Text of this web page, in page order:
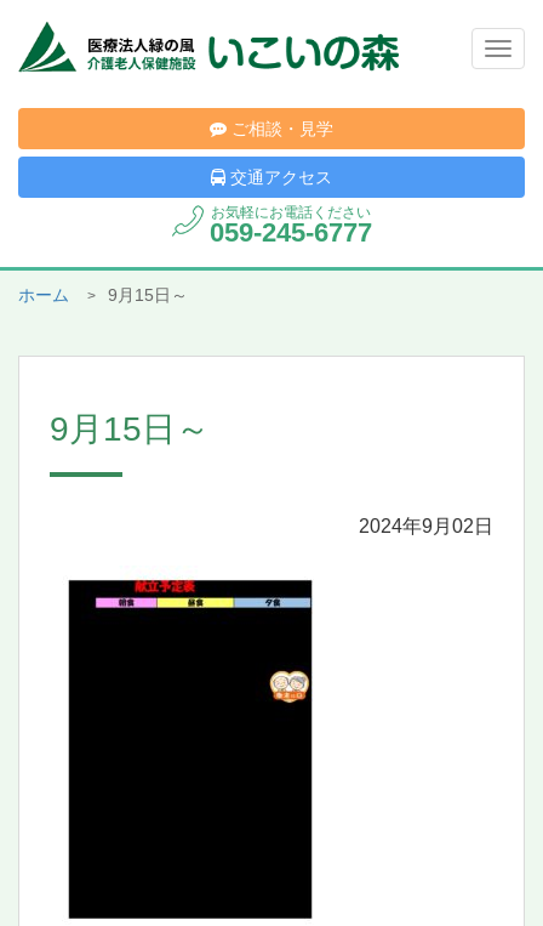
ご相談・見学
交通アクセス
お気軽にお電話ください
059-245-6777
ホーム 9月15日～
9月15日～
2024年9月02日